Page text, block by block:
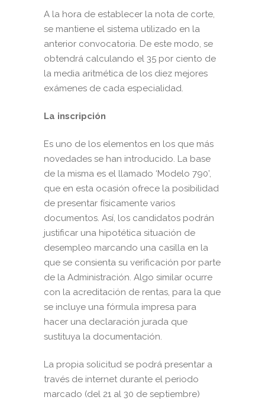
A la hora de establecer la nota de corte,
se mantiene el sistema utilizado en la
anterior convocatoria. De este modo, se
obtendrá calculando el 35 por ciento de
la media aritmética de los diez mejores
exámenes de cada especialidad.
La inscripción
Es uno de los elementos en los que más
novedades se han introducido. La base
de la misma es el llamado ‘Modelo 790’,
que en esta ocasión ofrece la posibilidad
de presentar físicamente varios
documentos. Así, los candidatos podrán
justificar una hipotética situación de
desempleo marcando una casilla en la
que se consienta su verificación por parte
de la Administración. Algo similar ocurre
con la acreditación de rentas, para la que
se incluye una fórmula impresa para
hacer una declaración jurada que
sustituya la documentación.
La propia solicitud se podrá presentar a
través de internet durante el periodo
marcado (del 21 al 30 de septiembre)